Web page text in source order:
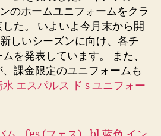
のホームユニフォームをクラ
た。 いよいよ今月末から開
しいシーズンに向け、各チ
を発表しています。 また、
課金限定のユニフォームも
水 エスパルス ド s ユニフォー